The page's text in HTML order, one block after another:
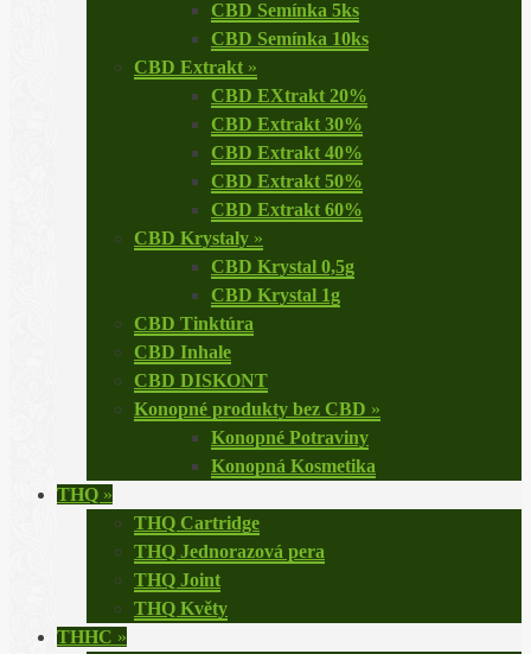
CBD Semínka 5ks
CBD Semínka 10ks
CBD Extrakt »
CBD EXtrakt 20%
CBD Extrakt 30%
CBD Extrakt 40%
CBD Extrakt 50%
CBD Extrakt 60%
CBD Krystaly »
CBD Krystal 0,5g
CBD Krystal 1g
CBD Tinktúra
CBD Inhale
CBD DISKONT
Konopné produkty bez CBD »
Konopné Potraviny
Konopná Kosmetika
THQ »
THQ Cartridge
THQ Jednorazová pera
THQ Joint
THQ Květy
THHC »